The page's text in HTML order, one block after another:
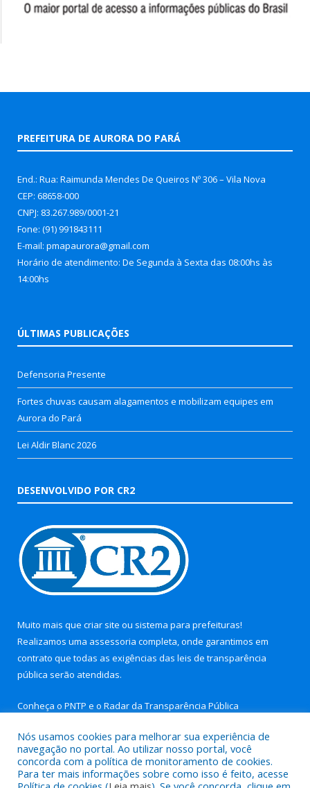
PREFEITURA DE AURORA DO PARÁ
End.: Rua: Raimunda Mendes De Queiros Nº 306 – Vila Nova
CEP: 68658-000
CNPJ: 83.267.989/0001-21
Fone: (91) 991843111
E-mail: pmapaurora@gmail.com
Horário de atendimento: De Segunda à Sexta das 08:00hs às
14:00hs
ÚLTIMAS PUBLICAÇÕES
Defensoria Presente
Fortes chuvas causam alagamentos e mobilizam equipes em
Aurora do Pará
Lei Aldir Blanc 2026
DESENVOLVIDO POR CR2
Muito mais que criar site ou sistema para prefeituras!
Realizamos uma assessoria completa, onde garantimos em
contrato que todas as exigências das leis de transparência
pública serão atendidas.
Conheça o PNTP e o Radar da Transparência Pública
Todos os direitos reservados a Prefeitura Municipal de Aurora
Nós usamos cookies para melhorar sua experiência de
navegação no portal. Ao utilizar nosso portal, você
concorda com a política de monitoramento de cookies.
Para ter mais informações sobre como isso é feito, acesse